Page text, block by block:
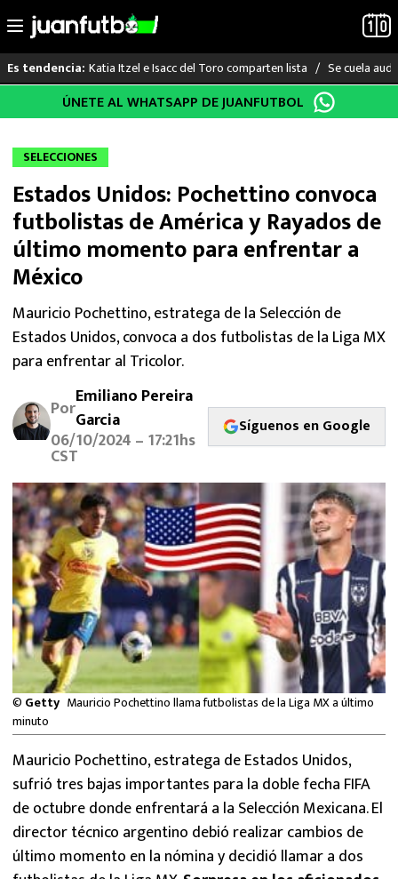
al
Es tendencia: Katia Itzel e Isacc del Toro comparten lista Se cuela
LO ÚLTIMO
LIGA MX
RAYADOS
PUMAS
ATLANTE
SELECCIÓN MEXICANA
FUTBOL INTERNACIONAL
MEXICANOS EN EL EXTRANJERO
FUTBOL ESTUFA
FÓRMULA 1
BOXEO
LIGA MX
NFL
ÚNETE AL WHATSAPP DE JUANFUTBOL
SELECCIONES
Estados Unidos: Pochettino convoca
futbolistas de América y Rayados de
último momento para enfrentar a
México
Mauricio Pochettino, estratega de la Selección de
Estados Unidos, convoca a dos futbolistas de la Liga MX
para enfrentar al Tricolor.
PorEmiliano Pereira
Garcia
06/10/2024 – 17:21hs
CST
Síguenos en Google
© Getty Mauricio Pochettino llama futbolistas de la Liga MX a último
minuto
Mauricio Pochettino, estratega de Estados Unidos,
sufrió tres bajas importantes para la doble fecha FIFA
de octubre donde enfrentará a la Selección Mexicana. El
director técnico argentino debió realizar cambios de
último momento en la nómina y decidió llamar a dos